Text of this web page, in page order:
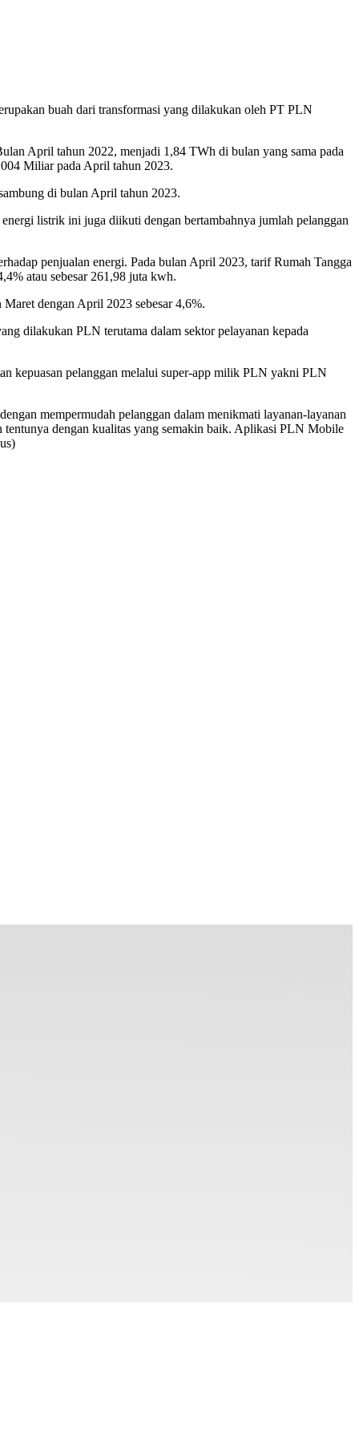
buah dari transformasi yang dilakukan oleh PT PLN
April tahun 2022, menjadi 1,84 TWh di bulan yang sama pada
Miliar pada April tahun 2023.
di bulan April tahun 2023.
listrik ini juga diikuti dengan bertambahnya jumlah pelanggan
penjualan energi. Pada bulan April 2023, tarif Rumah Tangga
atau sebesar 261,98 juta kwh.
dengan April 2023 sebesar 4,6%.
dilakukan PLN terutama dalam sektor pelayanan kepada
kepuasan pelanggan melalui super-app milik PLN yakni PLN
mempermudah pelanggan dalam menikmati layanan-layanan
dengan kualitas yang semakin baik. Aplikasi PLN Mobile